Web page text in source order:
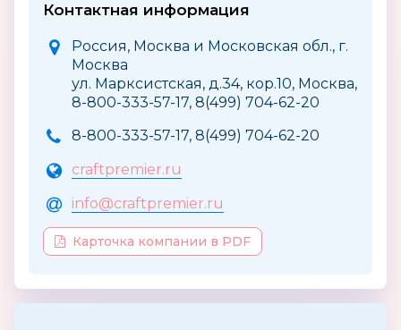
Контактная информация
Россия, Москва и Московская обл., г.
Москва
ул. Марксистская, д.34, кор.10, Москва,
8-800-333-57-17, 8(499) 704-62-20
8-800-333-57-17, 8(499) 704-62-20
craftpremier.ru
info@craftpremier.ru
Карточка компании в PDF